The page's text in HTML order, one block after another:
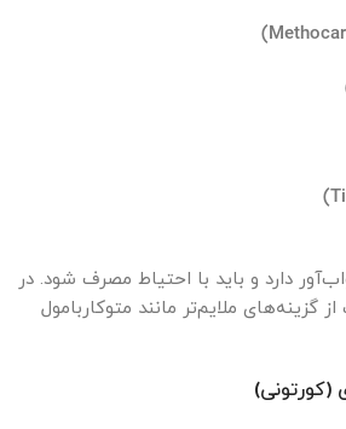
دارد و باید با احتیاط مصرف شود. در
گزینه‌های ملایم‌تر مانند متوکاربامول